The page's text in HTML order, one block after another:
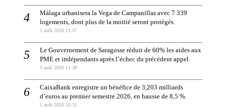
Málaga urbanisera la Vega de Campanillas avec 7 339
logements, dont plus de la moitié seront protégés.
5 août 2026 11:57
Le Gouvernement de Saragosse réduit de 60% les aides aux
PME et indépendants après l’échec du précédent appel.
5 août 2026 11:38
CaixaBank enregistre un bénéfice de 3,203 milliards
d’euros au premier semestre 2026, en hausse de 8,5 %.
5 août 2026 10:31